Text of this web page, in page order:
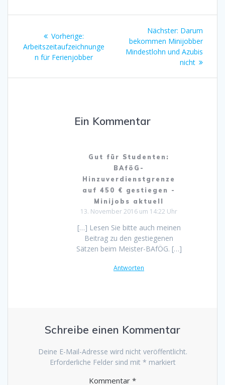
Beitragsnavigation
Vorherige:Vorheriger
Beitrag:
Arbeitszeitaufzeichnunge
n für Ferienjobber
Nächster: Nächster
Beitrag:
Darum
bekommen Minijobber
Mindestlohn und Azubis
nicht
Ein Kommentar
Gut für Studenten:
BAföG-
Hinzuverdienstgrenze
auf 450 € gestiegen -
Minijobs aktuell
13. November 2016 um 14:22 Uhr
[…] Lesen Sie bitte auch meinen
Beitrag zu den gestiegenen
Sätzen beim Meister-BAfÖG. […]
Antworten
Schreibe einen Kommentar
Deine E-Mail-Adresse wird nicht veröffentlicht.
Erforderliche Felder sind mit * markiert
Kommentar *